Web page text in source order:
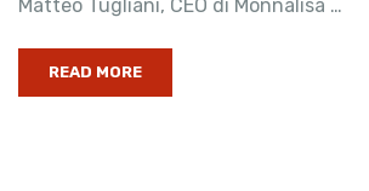
Matteo Tugliani, CEO di Monnalisa …
READ MORE